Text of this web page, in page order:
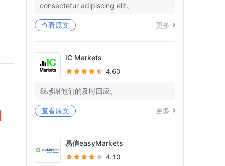
3月29日，我们就退款清关和结束所有后
续行动达成了明确的协议。
户中什么都没有处理。
你又在愚弄我，在拖延时间。
重！！
我仍在等待我的WISE账户中23K+EU的全
还被告知提供宝洁L的对账单，因为您的单
方面账户关闭，也无法访问这些对账单。
consectetur adipiscing elit。
查看原文 更多
IC Markets
4.60
我感谢他们的及时回应。
查看原文 更多
易信easyMarkets
4.10